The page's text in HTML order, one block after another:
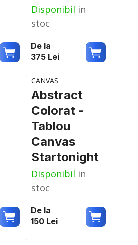
Disponibil in
stoc
De la
375 Lei
CANVAS
Abstract
Colorat -
Tablou
Canvas
Startonight
Disponibil in
stoc
De la
150 Lei